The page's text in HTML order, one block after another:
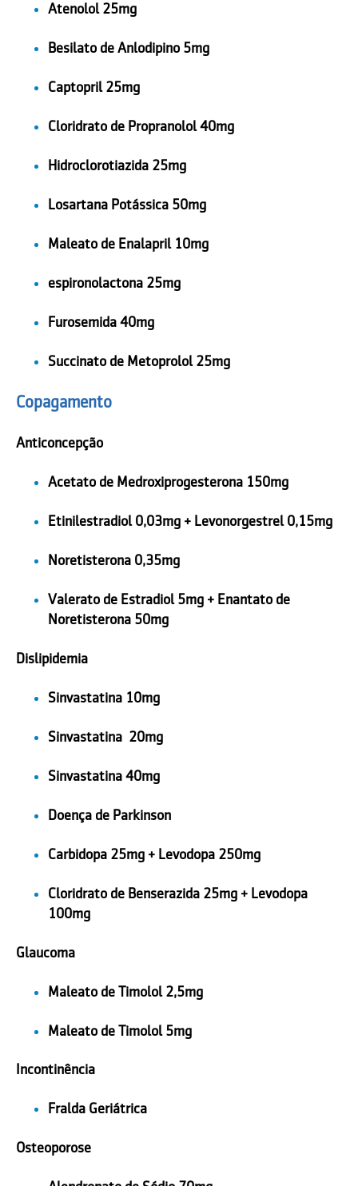
Atenolol 25mg
Besilato de Anlodipino 5mg
Captopril 25mg
Cloridrato de Propranolol 40mg
Hidroclorotiazida 25mg
Losartana Potássica 50mg
Maleato de Enalapril 10mg
espironolactona 25mg
Furosemida 40mg
Succinato de Metoprolol 25mg
Copagamento
Anticoncepção
Acetato de Medroxiprogesterona 150mg
Etinilestradiol 0,03mg + Levonorgestrel 0,15mg
Noretisterona 0,35mg
Valerato de Estradiol 5mg + Enantato de
Noretisterona 50mg
Dislipidemia
Sinvastatina 10mg
Sinvastatina 20mg
Sinvastatina 40mg
Doença de Parkinson
Carbidopa 25mg + Levodopa 250mg
Cloridrato de Benserazida 25mg + Levodopa
100mg
Glaucoma
Maleato de Timolol 2,5mg
Maleato de Timolol 5mg
Incontinência
Fralda Geriátrica
Osteoporose